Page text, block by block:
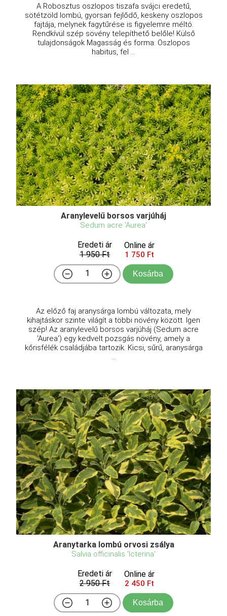
A Robosztus oszlopos tiszafa svájci eredetű,
sötétzöld lombú, gyorsan fejlődő, keskeny oszlopos
fajtája, melynek fagytűrése is figyelemre méltó.
Rendkívül szép sövény telepíthető belőle! Külső
tulajdonságok Magasság és forma: Oszlopos
habitus, fel ...
Aranylevelű borsos varjúháj
Sedum acre 'Aurea'
Eredeti ár
1 950 Ft
Online ár
1 750 Ft
Kosárba
Az előző faj aranysárga lombú változata, mely
kihajtáskor szinte világít a többi növény között. Igen
szép! Az aranylevelű borsos varjúháj (Sedum acre
'Aurea') egy kedvelt pozsgás növény, amely a
kőrisfélék családjába tartozik. Kicsi, sűrű, aranysárga
...
Aranytarka lombú orvosi zsálya
Salvia officinalis 'Icterina'
Eredeti ár
2 950 Ft
Online ár
2 450 Ft
Kosárba